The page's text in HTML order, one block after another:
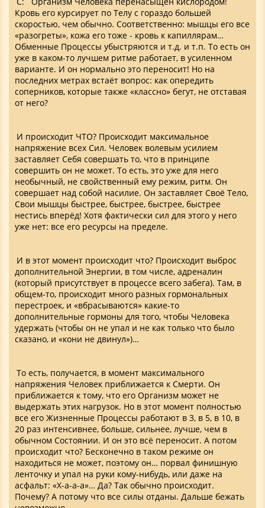
Кровь его курсирует по Телу с гораздо большей
скоростью, чем обычно. Соответственно: мышцы его все
«разогреты», кожа его тоже - кровь к капиллярам…
Обменные Процессы убыстряются и т.д. и т.п. То есть он
уже в каком-то лучшем ритме работает, в усиленном
варианте. И он нормально это переносит! Но на
последних метрах встаёт вопрос: как опередить
соперников, которые также «классно» бегут, не отставая
от него?
И происходит ЧТО? Происходит максимальное
напряжение всех Сил. Человек волевым усилием
заставляет Себя совершать то, что в принципе
совершить он не может. То есть, это уже для него
необычный, не свойственный ему режим, ритм. Он
совершает над собой насилие. Он заставляет Своё Тело,
Свои мышцы быстрее, быстрее, быстрее, быстрее
нестись вперёд! Хотя фактически сил для этого у него
уже нет: все его ресурсы на пределе.
И в этот момент происходит что? Происходит выброс
дополнительной Энергии, в том числе, адреналин
(который присутствует в процессе всего забега). Там, в
общем-то, происходит много разных гормональных
перестроек, и «вбрасываются» какие-то
дополнительные гормоны для того, чтобы Человека
удержать (чтобы он не упал и не как только что было
сказано, и «кони не двинул»)…
То есть, получается, в момент максимального
напряжения Человек приближается к Смерти. Он
приближается к тому, что его Организм может не
выдержать этих нагрузок. Но в этот момент полностью
все его Жизненные Процессы работают в 3, в 5, в 10, в
20 раз интенсивнее, больше, сильнее, лучше, чем в
обычном Состоянии. И он это всё переносит. А потом
происходит что? Бесконечно в таком режиме он
находиться не может, поэтому он… порвал финишную
ленточку и упал на руки кому-нибудь, или даже на
асфальт: «Х-а-а-а»… Да? Так обычно происходит.
Почему? А потому что все силы отданы. Дальше бежать